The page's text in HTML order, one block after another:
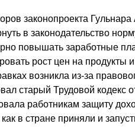
законопроекта
в законодательство
повышать заработные
рост цен на продукты и
возникла из-за
старый Трудовой кодекс
работникам защиту
в стране приняли и